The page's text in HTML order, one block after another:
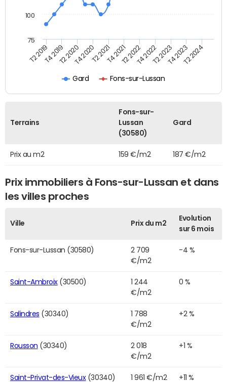
Gard Fons-sur-Lussan
T2 2019T4 2019T2 2020T4 2020T2 2021T4 2021T2 2022T4 2022T2 2023T4 2023T2 2024
75
100
Terrains
Fons-sur-
Lussan
(30580)
Gard
Prix au m2 159 €/m2 187 €/m2
Prix immobiliers à Fons-sur-Lussan et dans
les villes proches
Ville Prix du m2
Evolution
sur 6 mois
Fons-sur-Lussan (30580)
2 709
€/m2
-4 %
Saint-Ambroix(30500)
1 244
€/m2
0 %
Salindres (30340)
1 788
€/m2
+2 %
Rousson (30340)
2 018
€/m2
+1 %
Saint-Privat-des-Vieux(30340) 1 961 €/m2 +11 %